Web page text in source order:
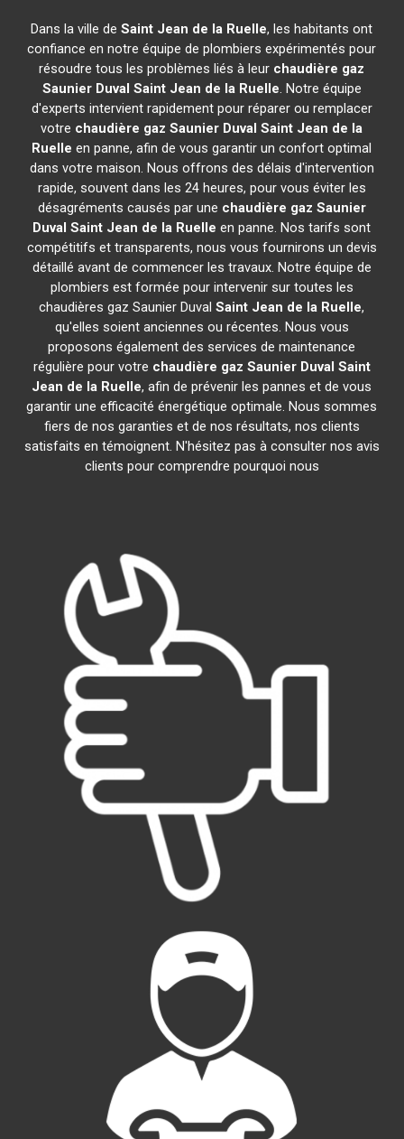
Dans la ville deSaint Jean de la Ruelle, les habitants ont
confiance en notre équipe de plombiers expérimentés pour
résoudre tous les problèmes liés à leur chaudière gaz
Saunier Duval Saint Jean de la Ruelle. Notre équipe
d'experts intervient rapidement pour réparer ou remplacer
votre chaudière gaz Saunier Duval Saint Jean de la
Ruelle en panne, afin de vous garantir un confort optimal
dans votre maison. Nous offrons des délais d'intervention
rapide, souvent dans les 24 heures, pour vous éviter les
désagréments causés par une chaudière gaz Saunier
Duval Saint Jean de la Ruelle en panne. Nos tarifs sont
compétitifs et transparents, nous vous fournirons un devis
détaillé avant de commencer les travaux. Notre équipe de
plombiers est formée pour intervenir sur toutes les
chaudières gaz Saunier DuvalSaint Jean de la Ruelle,
qu'elles soient anciennes ou récentes. Nous vous
proposons également des services de maintenance
régulière pour votre chaudière gaz Saunier Duval Saint
Jean de la Ruelle, afin de prévenir les pannes et de vous
garantir une efficacité énergétique optimale. Nous sommes
fiers de nos garanties et de nos résultats, nos clients
satisfaits en témoignent. N'hésitez pas à consulter nos avis
clients pour comprendre pourquoi nous